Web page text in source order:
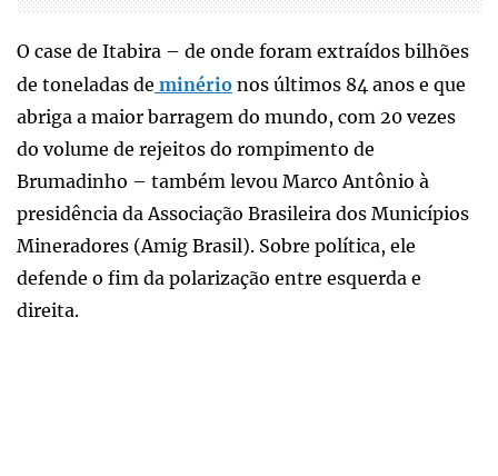
O case de Itabira – de onde foram extraídos bilhões
de toneladas de minério nos últimos 84 anos e que
abriga a maior barragem do mundo, com 20 vezes
do volume de rejeitos do rompimento de
Brumadinho – também levou Marco Antônio à
presidência da Associação Brasileira dos Municípios
Mineradores (Amig Brasil). Sobre política, ele
defende o fim da polarização entre esquerda e
direita.